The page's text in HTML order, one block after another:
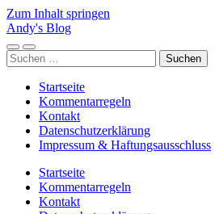
Zum Inhalt springen
Andy's Blog
Mobile-
Menü
Suchfeld
ein-/ausblenden
Suchen
nach:
Startseite
Kommentarregeln
Kontakt
Datenschutzerklärung
Impressum & Haftungsausschluss
Startseite
Kommentarregeln
Kontakt